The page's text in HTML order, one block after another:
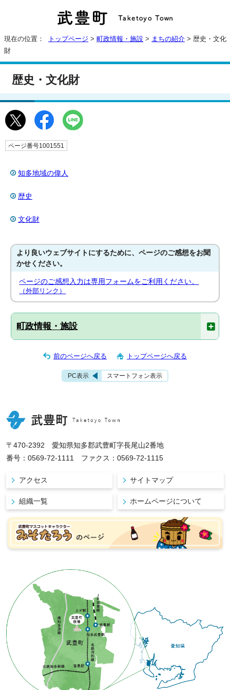
現在の位置： トップページ > 町政情報・施設 > まちの紹介 > 歴史・文化
財
歴史・文化財
ページ番号1001551
知多地域の偉人
歴史
文化財
より良いウェブサイトにするために、ページのご感想をお聞
かせください。
ページのご感想入力は専用フォームをご利用ください。
（外部リンク）
町政情報・施設
前のページへ戻る トップページへ戻る
PC表示 スマートフォン表示
〒470-2392 愛知県知多郡武豊町字長尾山2番地
番号：0569-72-1111 ファクス：0569-72-1115
アクセス サイトマップ
組織一覧 ホームページについて